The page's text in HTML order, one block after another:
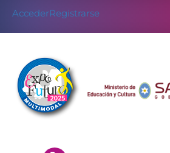
AccederRegistrarse